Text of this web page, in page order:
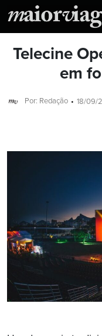
Telecine
em
Por: Redação 18/09/